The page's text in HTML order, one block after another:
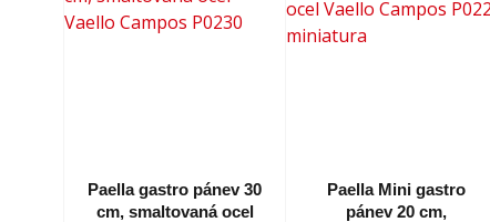
Paella gastro pánev 30
cm, smaltovaná ocel
Paella Mini gastro
pánev 20 cm,